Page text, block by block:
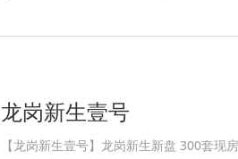
龙岗新生壹号
【龙岗新生壹号】龙岗新生新盘 300套现